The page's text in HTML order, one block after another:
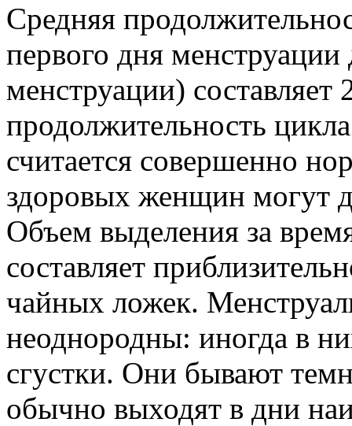
Средняя
первого дня
менструации)
продолжительность
считается совершенно
здоровых женщин могут
Объем выделения за
составляет
чайных ложек.
неоднородны: иногда в
сгустки. Они бывают
обычно выходят в дни